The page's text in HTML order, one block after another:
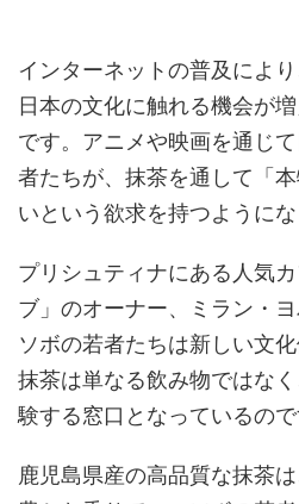
インターネットの普及によ
日本の文化に触れる機会が
です。アニメや映画を通じ
者たちが、抹茶を通して「
いという欲求を持つようにな
プリシュティナにある人気
ブ」のオーナー、ミラン・
ソボの若者たちは新しい文
抹茶は単なる飲み物ではな
験する窓口となっているので
鹿児島県産の高品質な抹茶